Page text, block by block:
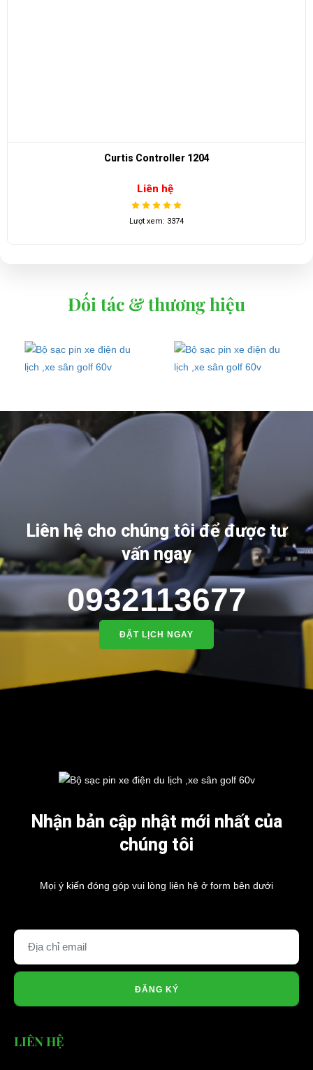
Curtis Controller 1204
Liên hệ
Lượt xem: 3374
Đối tác & thương hiệu
Liên hệ cho chúng tôi để được tư
vấn ngay
0932113677
ĐẶT LỊCH NGAY
Nhận bản cập nhật mới nhất của
chúng tôi
Mọi ý kiến đóng góp vui lòng liên hệ ở form bên dưới
ĐĂNG KÝ
LIÊN HỆ